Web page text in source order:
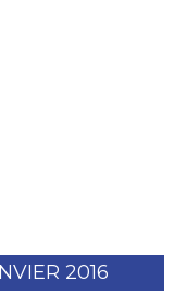
2016